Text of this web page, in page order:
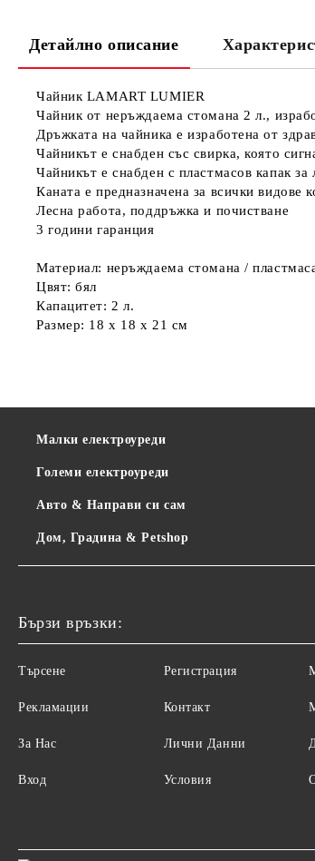
Детайлно описание
Чайник LAMART LUMIER
Чайник от неръждаема стомана 2 л.,
Дръжката на чайника е изработена от
Чайникът е снабден със свирка, която
Чайникът е снабден с пластмасов капак
Каната е предназначена за всички видове
Лесна работа, поддръжка и почистване
3 години гаранция
Материал: неръждаема стомана /
Цвят: бял
Капацитет: 2 л.
Размер: 18 x 18 x 21 см
Малки електроуреди
Големи електроуреди
Авто & Направи си сам
Дом, Градина & Petshop
Бързи връзки:
Търсене
Рекламации
За Нас
Вход
Регистрация
Контакт
Лични Данни
Условия